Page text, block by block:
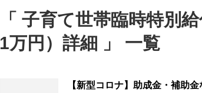
「 子育て世帯臨時特別
1万円）詳細 」 一覧
【新型コロナ】助成金・補助